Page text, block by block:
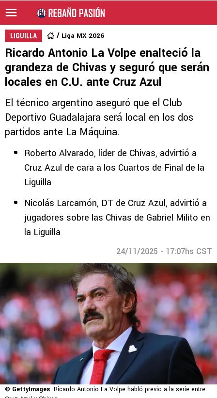
LIGUILLA Liga MX 2026
Ricardo Antonio La Volpe enalteció la
grandeza de Chivas y seguró que serán
locales en C.U. ante Cruz Azul
El técnico argentino aseguró que el Club
Deportivo Guadalajara será local en los dos
partidos ante La Máquina.
Roberto Alvarado, líder de Chivas, advirtió a
Cruz Azul de cara a los Cuartos de Final de la
Liguilla
Nicolás Larcamón, DT de Cruz Azul, advirtió a
jugadores sobre las Chivas de Gabriel Milito en
la Liguilla
24/11/2025 - 17:07hs CST
© GettyImages Ricardo Antonio La Volpe habló previo a la serie entre